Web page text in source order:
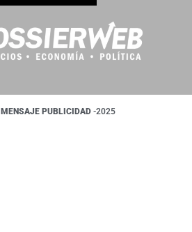
MENSAJE PUBLICIDAD -2025